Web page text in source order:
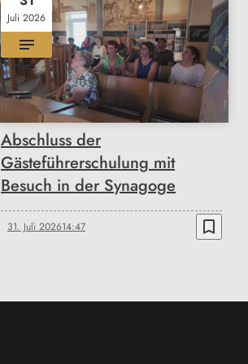
Juli 2026
Abschluss der
Gästeführerschulung mit
Besuch in der Synagoge
31. Juli 202614:47 bookmark_border